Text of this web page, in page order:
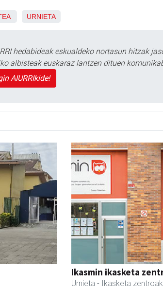
URNIETA
hedabideak eskualdeko nortasun hitzak
albisteak euskaraz lantzen dituen
AIURRIkide!
Ikasmin ikasketa
Urnieta - Ikasketa zentroak